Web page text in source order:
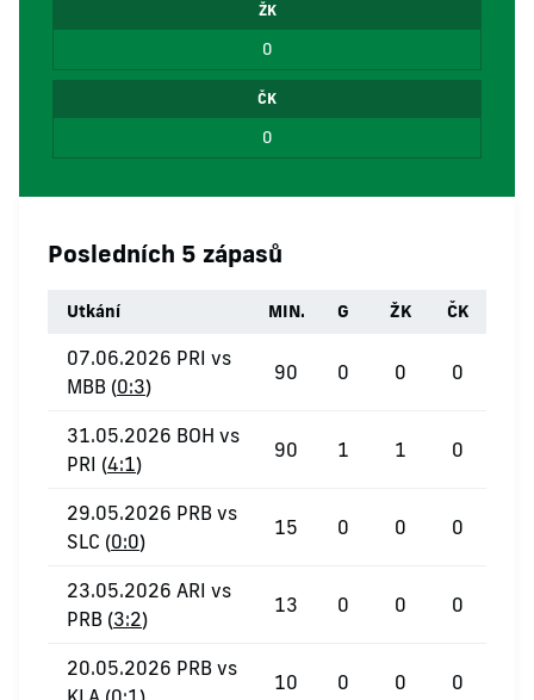
ŽK
0
ČK
0
Posledních 5 zápasů
Utkání MIN. G ŽK ČK
07.06.2026 PRI vs
MBB (0:3)
90 0 0 0
31.05.2026 BOH vs
PRI (4:1)
90 1 1 0
29.05.2026 PRB vs
SLC (0:0)
15 0 0 0
23.05.2026 ARI vs
PRB (3:2)
13 0 0 0
20.05.2026 PRB vs
10 0 0 0